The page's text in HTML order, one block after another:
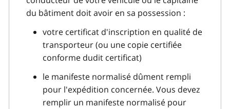
du bâtiment doit avoir en sa possession :
votre certificat d'inscription en qualité de
transporteur (ou une copie certifiée
conforme dudit certificat)
le manifeste normalisé dûment rempli
pour l'expédition concernée. Vous devez
remplir un manifeste normalisé pour